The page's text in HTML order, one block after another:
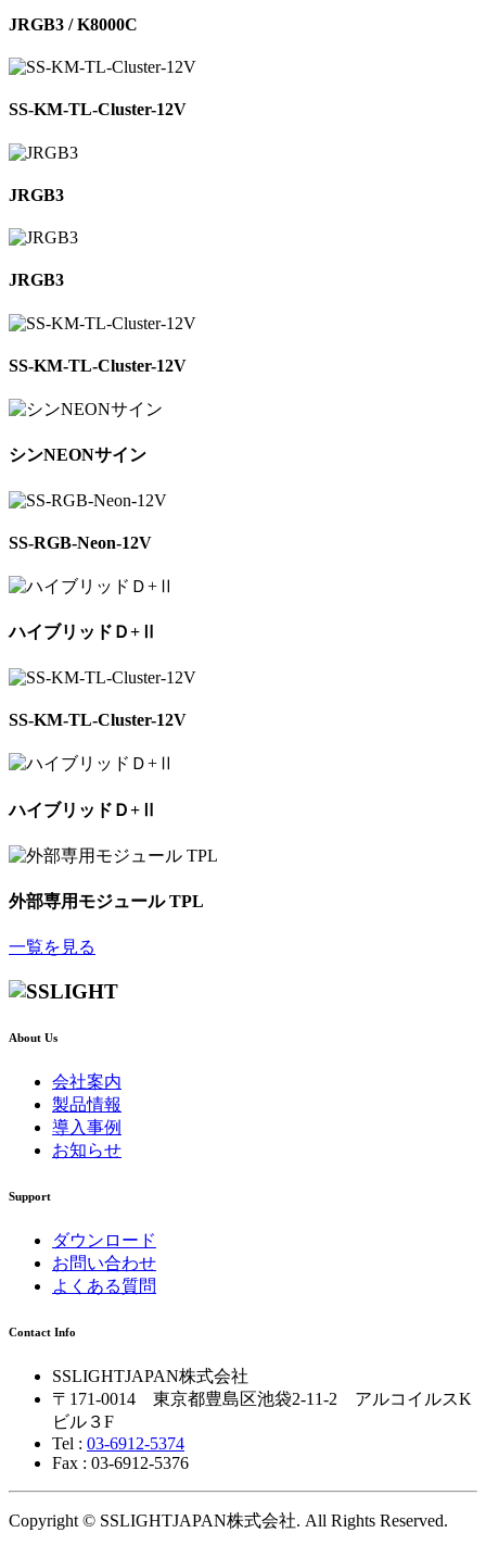
JRGB3 / K8000C
SS-KM-TL-Cluster-12V
JRGB3
JRGB3
SS-KM-TL-Cluster-12V
シンNEONサイン
SS-RGB-Neon-12V
ハイブリッドＤ+Ⅱ
SS-KM-TL-Cluster-12V
ハイブリッドＤ+Ⅱ
外部専用モジュール TPL
一覧を見る
About Us
会社案内
製品情報
導入事例
お知らせ
Support
ダウンロード
お問い合わせ
よくある質問
Contact Info
SSLIGHTJAPAN株式会社
〒171-0014 東京都豊島区池袋2-11-2 アルコイルスK
ビル３F
Tel : 03-6912-5374
Fax : 03-6912-5376
Copyright © SSLIGHTJAPAN株式会社. All Rights Reserved.